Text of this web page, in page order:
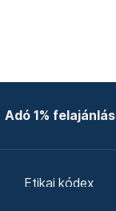
Adó 1% felajánlás
Etikai kódex